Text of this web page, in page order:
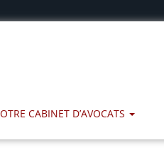
CABINET D’AVOCATS